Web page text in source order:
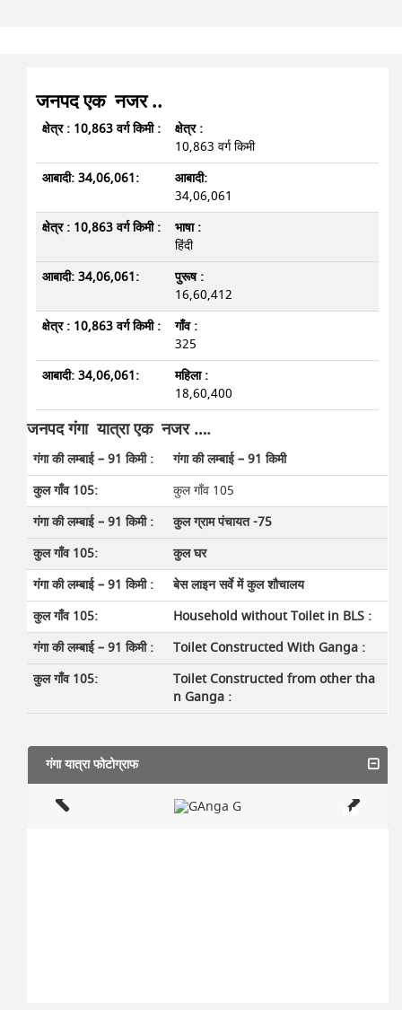
जनपद एक नजर ..
क्षेत्र :
10,863 वर्ग किमी
आबादी:
34,06,061
भाषा :
हिंदी
पुरूष :
16,60,412
गाँव :
325
महिला :
18,60,400
जनपद गंगा यात्रा एक नजर ….
गंगा की लम्बाई – 91 किमी
कुल गाँव 105
कुल ग्राम पंचायत -75
कुल घर
बेस लाइन सर्वे में कुल शौचालय
Household without Toilet in BLS :
Toilet Constructed With Ganga :
Toilet Constructed from other tha
n Ganga :
गंगा यात्रा फोटोग्राफ